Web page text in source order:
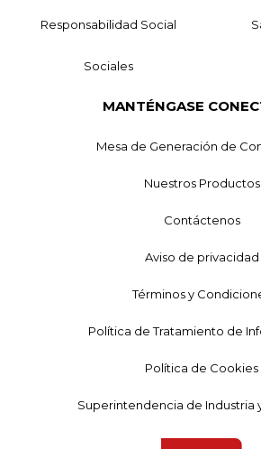
Responsabilidad Social
Sociales
MANTÉNGASE
Mesa de Generación de
Nuestros Productos
Contáctenos
Aviso de privacidad
Términos y
Política de Tratamiento de
Política de Cookies
Superintendencia de Industria